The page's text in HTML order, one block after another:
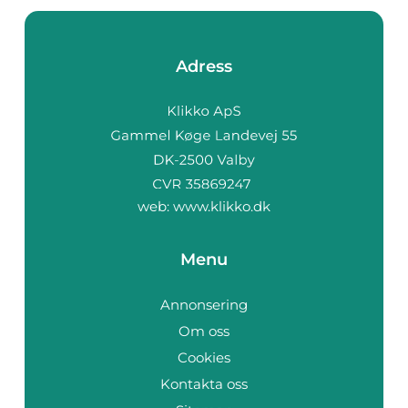
Adress
web: www.klikko.dk
Menu
Annonsering
Om oss
Cookies
Kontakta oss